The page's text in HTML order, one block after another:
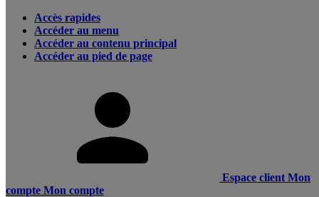
Accès rapides
Accéder au menu
Accéder au contenu principal
Accéder au pied de page
Espace client Mon
compte Mon compte